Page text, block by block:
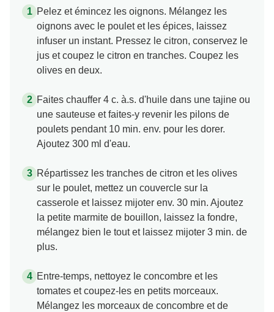
Pelez et émincez les oignons. Mélangez les
oignons avec le poulet et les épices, laissez
infuser un instant. Pressez le citron, conservez le
jus et coupez le citron en tranches. Coupez les
olives en deux.
Faites chauffer 4 c. à.s. d'huile dans une tajine ou
une sauteuse et faites-y revenir les pilons de
poulets pendant 10 min. env. pour les dorer.
Ajoutez 300 ml d'eau.
Répartissez les tranches de citron et les olives
sur le poulet, mettez un couvercle sur la
casserole et laissez mijoter env. 30 min. Ajoutez
la petite marmite de bouillon, laissez la fondre,
mélangez bien le tout et laissez mijoter 3 min. de
plus.
Entre-temps, nettoyez le concombre et les
tomates et coupez-les en petits morceaux.
Mélangez les morceaux de concombre et de